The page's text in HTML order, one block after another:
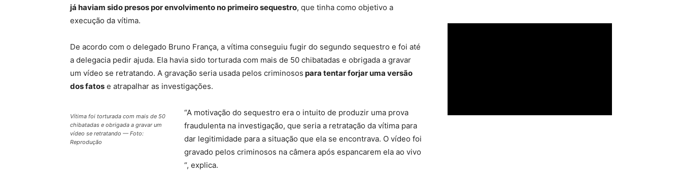
já haviam sido presos por envolvimento no primeiro sequestro, que tinha como objetivo a
execução da vítima.
De acordo com o delegado Bruno França, a vítima conseguiu fugir do segundo sequestro e foi até
a delegacia pedir ajuda. Ela havia sido torturada com mais de 50 chibatadas e obrigada a gravar
um vídeo se retratando. A gravação seria usada pelos criminosos para tentar forjar uma versão
dos fatos e atrapalhar as investigações.
Vítima foi torturada com mais de 50
chibatadas e obrigada a gravar um
vídeo se retratando — Foto:
Reprodução
“A motivação do sequestro era o intuito de produzir uma prova
fraudulenta na investigação, que seria a retratação da vítima para
dar legitimidade para a situação que ela se encontrava. O vídeo foi
gravado pelos criminosos na câmera após espancarem ela ao vivo
“, explica.